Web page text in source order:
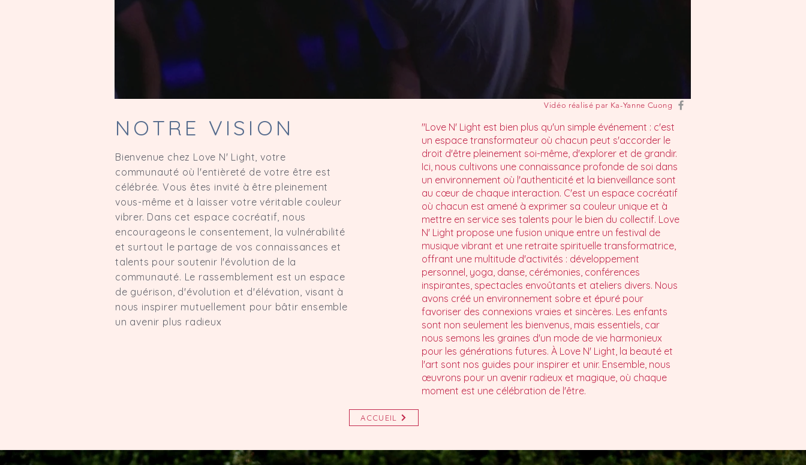
NOTRE VISION
Bienvenue chez Love N' Light, votre
communauté où l'entièreté de votre être est
célébrée. Vous êtes invité à être pleinement
vous-même et à laisser votre véritable couleur
vibrer. Dans cet espace cocréatif, nous
encourageons le consentement, la vulnérabilité
et surtout le partage de vos connaissances et
talents pour soutenir l'évolution de la
communauté. Le rassemblement est un espace
de guérison, d'évolution et d'élévation, visant à
nous inspirer mutuellement pour bâtir ensemble
un avenir plus radieux
Vidéo réalisé par Ka-Yanne Cuong
"Love N' Light est bien plus qu'un simple événement : c'est
un espace transformateur où chacun peut s'accorder le
droit d'être pleinement soi-même, d'explorer et de grandir.
Ici, nous cultivons une connaissance profonde de soi dans
un environnement où l'authenticité et la bienveillance sont
au cœur de chaque interaction. C'est un espace cocréatif
où chacun est amené à exprimer sa couleur unique et à
mettre en service ses talents pour le bien du collectif. Love
N' Light propose une fusion unique entre un festival de
musique vibrant et une retraite spirituelle transformatrice,
offrant une multitude d'activités : développement
personnel, yoga, danse, cérémonies, conférences
inspirantes, spectacles envoûtants et ateliers divers. Nous
avons créé un environnement sobre et épuré pour
favoriser des connexions vraies et sincères. Les enfants
sont non seulement les bienvenus, mais essentiels, car
nous semons les graines d'un mode de vie harmonieux
pour les générations futures. À Love N' Light, la beauté et
l'art sont nos guides pour inspirer et unir. Ensemble, nous
œuvrons pour un avenir radieux et magique, où chaque
moment est une célébration de l'être.
ACCUEIL